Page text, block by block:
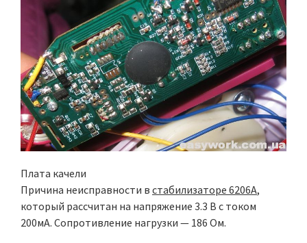
Плата качели
Причина неисправности в стабилизаторе 6206A,
который рассчитан на напряжение 3.3 В с током
200мА. Сопротивление нагрузки — 186 Ом.